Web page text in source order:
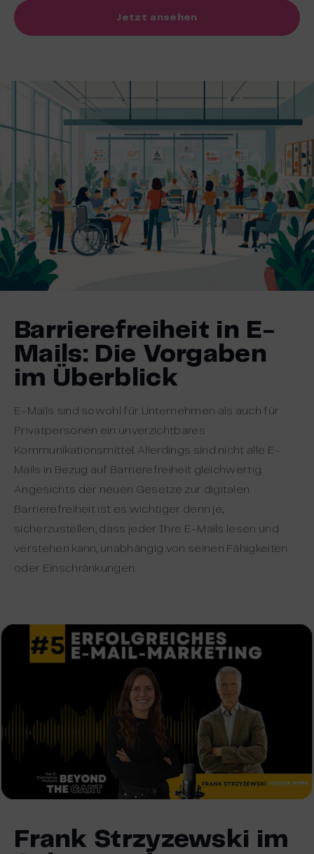
Jetzt ansehen
Barrierefreiheit in E-
Mails: Die Vorgaben
im Überblick
E-Mails sind sowohl für Unternehmen als auch für
Privatpersonen ein unverzichtbares
Kommunikationsmittel. Allerdings sind nicht alle E-
Mails in Bezug auf Barrierefreiheit gleichwertig.
Angesichts der neuen Gesetze zur digitalen
Barrierefreiheit ist es wichtiger denn je,
sicherzustellen, dass jeder Ihre E-Mails lesen und
verstehen kann, unabhängig von seinen Fähigkeiten
oder Einschränkungen.
Frank Strzyzewski im